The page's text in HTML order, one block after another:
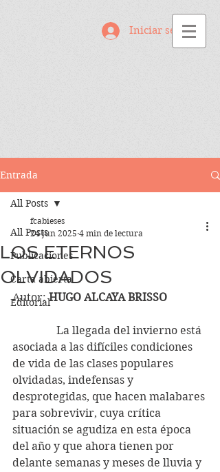
Iniciar sesión
Entrada
All Posts
Publicaciones
Carta abierta
Editorial
All Posts
LOS ETERNOS
OLVIDADOS
fcabieses
24 jun 2025 4 min de lectura
Autor: HUGO ALCAYA BRISSO
La llegada del invierno está
asociada a las difíciles condiciones
de vida de las clases populares
olvidadas, indefensas y
desprotegidas, que hacen malabares
para sobrevivir, cuya crítica
situación se agudiza en esta época
del año y que ahora tienen por
delante semanas y meses de lluvia y